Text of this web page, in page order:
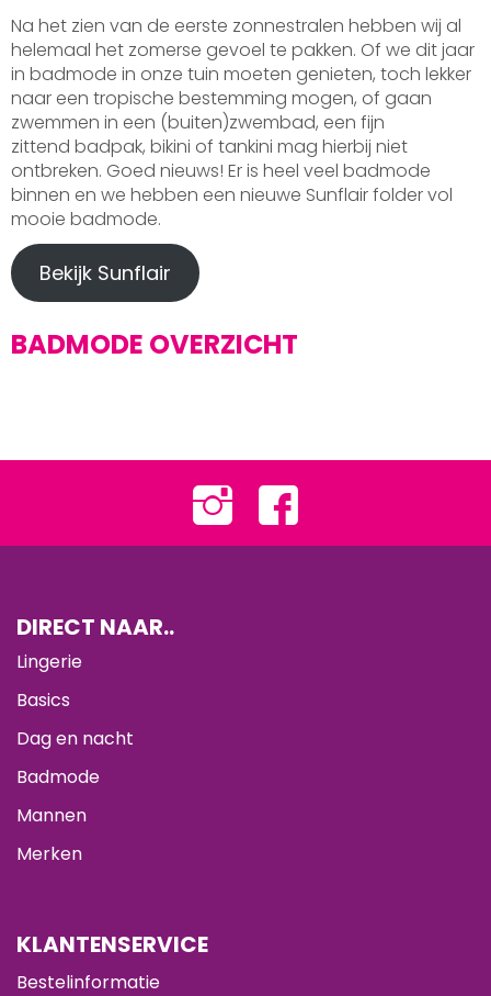
Na het zien van de eerste zonnestralen hebben wij al
helemaal het zomerse gevoel te pakken. Of we dit jaar
in badmode in onze tuin moeten genieten, toch lekker
naar een tropische bestemming mogen, of gaan
zwemmen in een (buiten)zwembad, een fijn
zittend badpak, bikini of tankini mag hierbij niet
ontbreken. Goed nieuws! Er is heel veel badmode
binnen en we hebben een nieuwe Sunflair folder vol
mooie badmode.
Bekijk Sunflair
BADMODE OVERZICHT
DIRECT NAAR..
Lingerie
Basics
Dag en nacht
Badmode
Mannen
Merken
KLANTENSERVICE
Bestelinformatie